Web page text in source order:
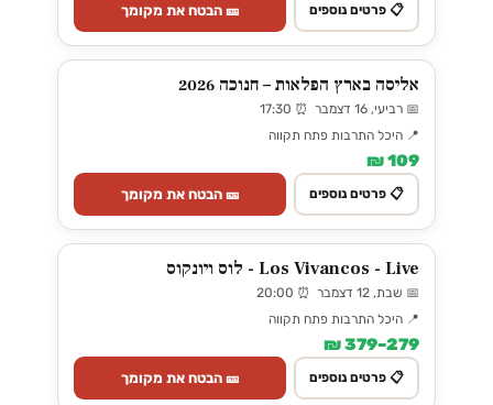
📋 פרטים נוספים 🎫 הבטח את מקומך
אליסה בארץ הפלאות – חנוכה 2026
📅 רביעי, 16 דצמבר ⏰ 17:30
📍 היכל התרבות פתח תקווה
109 ₪
📋 פרטים נוספים 🎫 הבטח את מקומך
Los Vivancos - Live - לוס ויונקוס
📅 שבת, 12 דצמבר ⏰ 20:00
📍 היכל התרבות פתח תקווה
279–379 ₪
📋 פרטים נוספים 🎫 הבטח את מקומך